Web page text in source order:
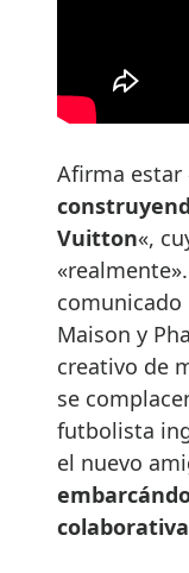
Afirma estar
Vuitton«,
comunicado
Maison y
creativo de
se
futbolista
el nuevo